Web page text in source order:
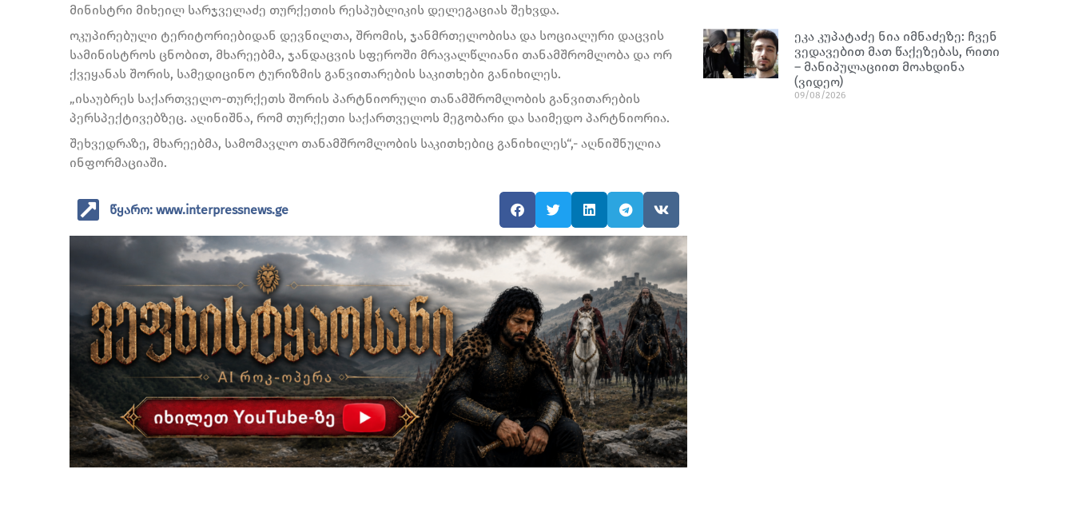
მინისტრი მიხეილ სარჯველაძე თურქეთის რესპუბლიკის დელეგაციას შეხვდა.
ოკუპირებული ტერიტორიებიდან დევნილთა, შრომის, ჯანმრთელობისა და სოციალური დაცვის
სამინისტროს ცნობით, მხარეებმა, ჯანდაცვის სფეროში მრავალწლიანი თანამშრომლობა და ორ
ქვეყანას შორის, სამედიცინო ტურიზმის განვითარების საკითხები განიხილეს.
„ისაუბრეს საქართველო-თურქეთს შორის პარტნიორული თანამშრომლობის განვითარების
პერსპექტივებზეც. აღინიშნა, რომ თურქეთი საქართველოს მეგობარი და საიმედო პარტნიორია.
შეხვედრაზე, მხარეებმა, სამომავლო თანამშრომლობის საკითხებიც განიხილეს“,- აღნიშნულია
ინფორმაციაში.
წყარო: www.interpressnews.ge
ეკა კუპატაძე ნია იმნაძეზე: ჩვენ
ვედავებით მათ წაქეზებას, რითი
– მანიპულაციით მოახდინა
(ვიდეო)
09/08/2026